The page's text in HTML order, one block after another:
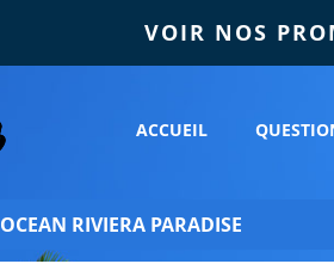
VOIR NOS
ACCUEIL
OCEAN RIVIERA PARADISE